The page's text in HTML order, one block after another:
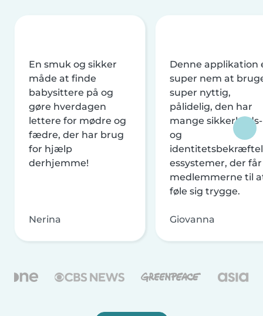
En smuk og sikker
måde at finde
babysittere på og
gøre hverdagen
lettere for mødre og
fædre, der har brug
for hjælp
derhjemme!
Nerina
Denne applikation
super nem at
super nyttig,
pålidelig, den har
mange sikkerheds-
og
essystemer, der får
medlemmerne til
føle sig trygge.
Giovanna